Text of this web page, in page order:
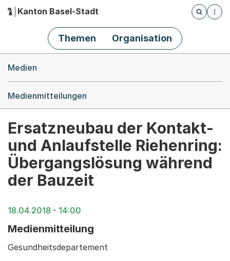
Hauptnavigation
Kanton Basel-Stadt
Öffnet
Themen Organisation
Medien
Medienmitteilungen
Ersatzneubau der Kontakt-
und Anlaufstelle Riehenring:
Übergangslösung während
der Bauzeit
18.04.2018 - 14:00
Medienmitteilung
Gesundheitsdepartement